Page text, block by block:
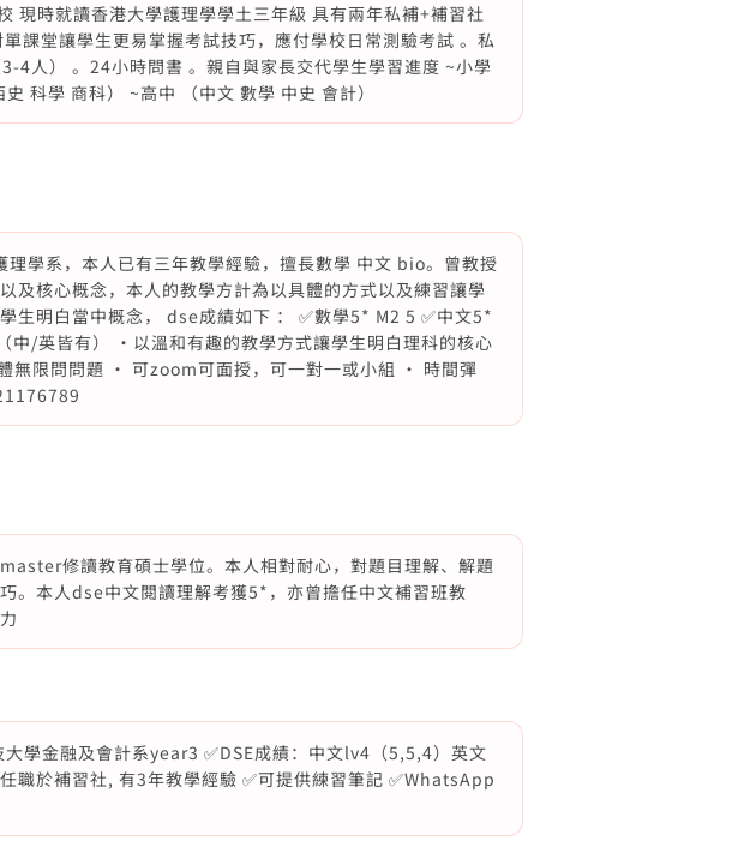
現時就讀香港大學護理學學土三年級 具有兩年私補+補習社
課堂讓學生更易掌握考試技巧，應付學校日常測驗考試 。私
4人） 。24小時問書 。親自與家長交代學生學習進度 ~小學
科學 商科） ~高中 （中文 數學 中史 會計）
學系，本人已有三年教學經驗，擅長數學 中文 bio。曾教授
及核心概念，本人的教學方計為以具體的方式以及練習讓學
生明白當中概念， dse成績如下 ： ✅數學5* M2 5 ✅中文5*
/英皆有） ·以溫和有趣的教學方式讓學生明白理科的核心
限問問題 · 可zoom可面授，可一對一或小組 · 時間彈
修讀教育碩士學位。本人相對耐心，對題目理解、解題
。本人dse中文閱讀理解考獲5*，亦曾擔任中文補習班教
學金融及會計系year3 ✅DSE成績：中文lv4（5,5,4）英文
於補習社, 有3年教學經驗 ✅可提供練習筆記 ✅WhatsApp